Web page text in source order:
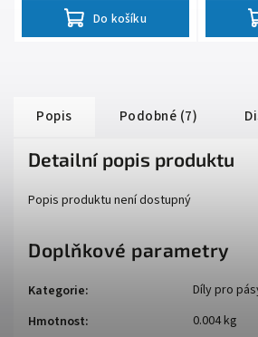
Do košíku
Popis Podobné (7)
Detailní popis produktu
Popis produktu není dostupný
Doplňkové parametry
Kategorie:
Díly pro
Hmotnost: 0.004 kg